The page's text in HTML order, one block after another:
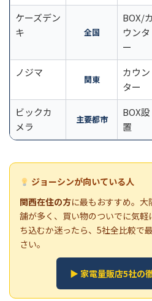
ケーズデン
キ
全国
BOX/カ
ウンタ
ー
ノジマ
関東
カウン
ター
ビックカ
メラ
主要都市
BOX設
置
ジョーシンが向いている人
関西在住の方に最もおすすめ。
舗が多く、買い物のついでに気
ち込むか迷ったら、5社全比較で
さい。
▶ 家電量販店5社の